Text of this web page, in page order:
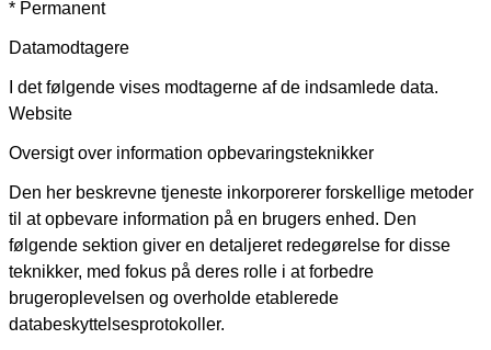
* Permanent
Datamodtagere
I det følgende vises modtagerne af de indsamlede data.
Website
Oversigt over information opbevaringsteknikker
Den her beskrevne tjeneste inkorporerer forskellige metoder
til at opbevare information på en brugers enhed. Den
følgende sektion giver en detaljeret redegørelse for disse
teknikker, med fokus på deres rolle i at forbedre
brugeroplevelsen og overholde etablerede
databeskyttelsesprotokoller.